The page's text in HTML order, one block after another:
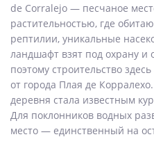
de Corralejo — песчаное
растительностью, где
рептилии, уникальные
ландшафт взят под охрану и
поэтому строительство
от города Плая де
деревня стала известным
Для поклонников водных
место — единственный на